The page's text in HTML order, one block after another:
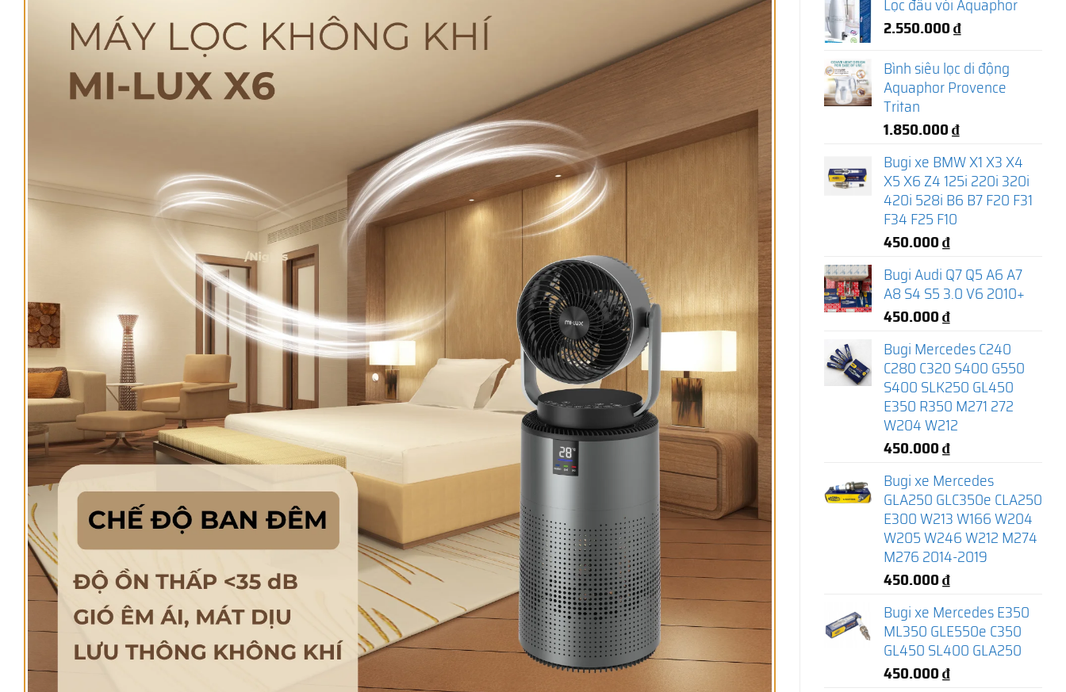
2.550.000₫
Bình siêu lọc di động
Aquaphor Provence
Tritan
1.850.000₫
Bugi xe BMW X1 X3 X4
X5 X6 Z4 125i 220i 320i
420i 528i B6 B7 F20 F31
F34 F25 F10
450.000₫
Bugi Audi Q7 Q5 A6 A7
A8 S4 S5 3.0 V6 2010+
450.000₫
Bugi Mercedes C240
C280 C320 S400 G550
S400 SLK250 GL450
E350 R350 M271 272
W204 W212
450.000₫
Bugi xe Mercedes
GLA250 GLC350e CLA250
E300 W213 W166 W204
W205 W246 W212 M274
M276 2014-2019
450.000₫
Bugi xe Mercedes E350
ML350 GLE550e C350
GL450 SL400 GLA250
450.000₫